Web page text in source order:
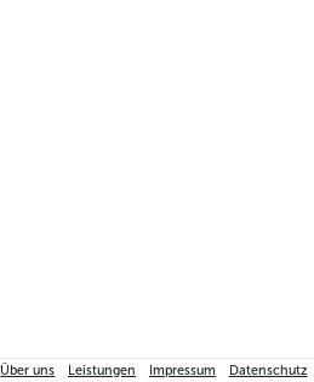
Über uns Leistungen Impressum Datenschutz